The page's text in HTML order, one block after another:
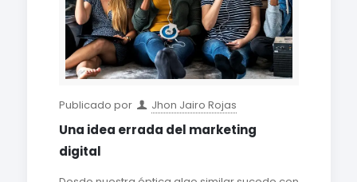
Publicado por Jhon Jairo Rojas
Una idea errada del marketing
digital